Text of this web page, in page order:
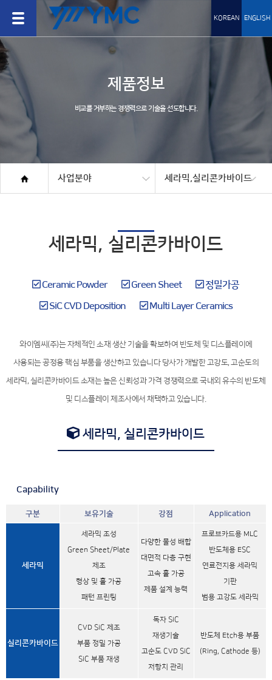
KOREAN ENGLISH
제품정보
비교를 거부하는 경쟁력으로 기술을 선도합니다.
사업분야 세라믹,실리콘카바이드
세라믹, 실리콘카바이드
Ceramic Powder Green Sheet
정밀가공
SiC CVD Deposition
Multi Layer Ceramics
와이엠씨(주)는 자체적인 소재 생산 기술을 확보하여 반도체 및 디스플레이에
사용되는 공정용 핵심 부품을 생산하고 있습니다당사가 개발한 고강도, 고순도의
세라믹, 실리콘카바이드 소재는 높은 신뢰성과 가격 경쟁력으로 국내외 유수의 반도체
및 디스플레이 제조사에서 채택하고 있습니다.
세라믹, 실리콘카바이드
• Capability
구분 보유기술 강점 Application
세라믹
세라믹 조성
Green Sheet/Plate
제조
형상 및 홀 가공
패턴 프린팅
다양한 물성 배합
대면적 다층 구현
고속 홀 가공
제품 설계 능력
프로브카드용 MLC
반도체용 ESC
연료전지용 세라믹
기판
범용 고강도 세라믹
실리콘카바이드
CVD SiC 제조
부품 정밀 가공
SiC 부품 재생
독자 SiC
재생기술
고순도 CVD SiC
저항치 관리
반도체 Etch용 부품
(Ring, Cathode 등)